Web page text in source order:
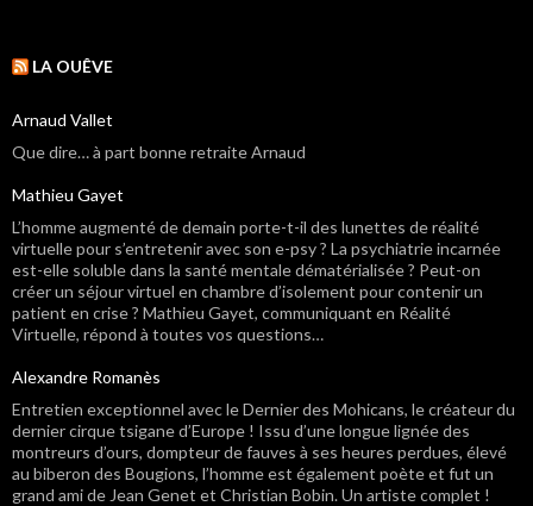
LA OUÊVE
Arnaud Vallet
Que dire… à part bonne retraite Arnaud
Mathieu Gayet
L’homme augmenté de demain porte-t-il des lunettes de réalité
virtuelle pour s’entretenir avec son e-psy ? La psychiatrie incarnée
est-elle soluble dans la santé mentale dématérialisée ? Peut-on
créer un séjour virtuel en chambre d’isolement pour contenir un
patient en crise ? Mathieu Gayet, communiquant en Réalité
Virtuelle, répond à toutes vos questions…
Alexandre Romanès
Entretien exceptionnel avec le Dernier des Mohicans, le créateur du
dernier cirque tsigane d’Europe ! Issu d’une longue lignée des
montreurs d’ours, dompteur de fauves à ses heures perdues, élevé
au biberon des Bougions, l’homme est également poète et fut un
grand ami de Jean Genet et Christian Bobin. Un artiste complet !